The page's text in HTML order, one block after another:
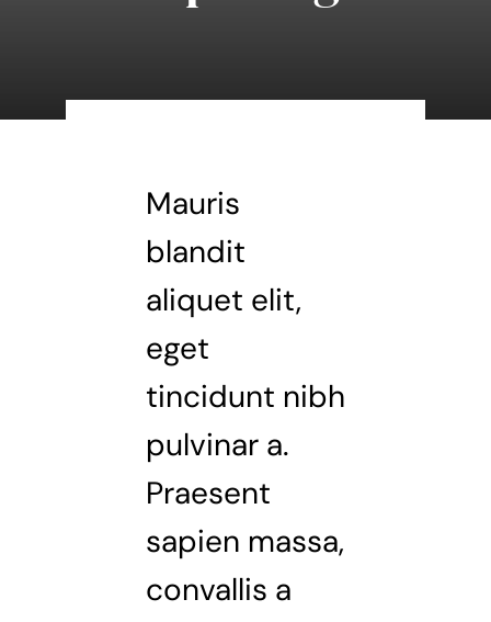
Mauris
blandit
aliquet elit,
eget
tincidunt nibh
pulvinar a.
Praesent
sapien massa,
convallis a